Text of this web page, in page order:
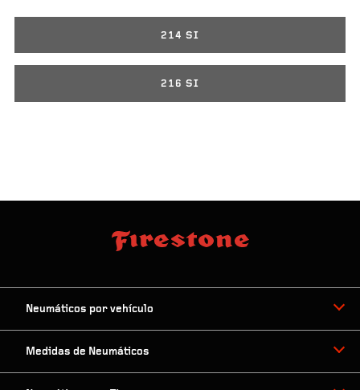
214 SI
216 SI
Neumáticos por vehículo
Medidas de Neumáticos